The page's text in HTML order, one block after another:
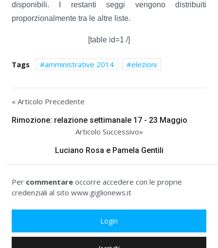
disponibili. I restanti seggi vengono distribuiti
proporzionalmente tra le altre liste.
[table id=1 /]
Tags amministrative 2014 elezioni
« Articolo Precedente
Rimozione: relazione settimanale 17 - 23 Maggio
Articolo Successivo»
Luciano Rosa e Pamela Gentili
Per commentare occorre accedere con le proprie
credenziali al sito www.giglionews.it
Login